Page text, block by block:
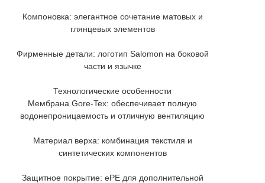
Компоновка: элегантное сочетание матовых и
глянцевых элементов
Фирменные детали: логотип Salomon на боковой
части и язычке
Технологические особенности
Мембрана Gore-Tex: обеспечивает полную
водонепроницаемость и отличную вентиляцию
Материал верха: комбинация текстиля и
синтетических компонентов
Защитное покрытие: ePE для дополнительной